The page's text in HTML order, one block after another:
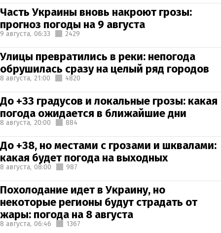
Часть Украины вновь накроют грозы:
прогноз погоды на 9 августа
9 августа, 06:33 2429
Улицы превратились в реки: непогода
обрушилась сразу на целый ряд городов
8 августа, 21:00 4820
До +33 градусов и локальные грозы: какая
погода ожидается в ближайшие дни
8 августа, 20:00 884
До +38, но местами с грозами и шквалами:
какая будет погода на выходных
8 августа, 08:00 987
Похолодание идет в Украину, но
некоторые регионы будут страдать от
жары: погода на 8 августа
8 августа, 06:46 1367